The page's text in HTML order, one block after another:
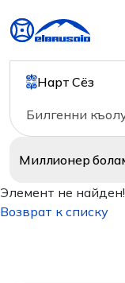
Нарт Сёз
Билгенни
Миллионер
Элемент не найден!
Возврат к списку